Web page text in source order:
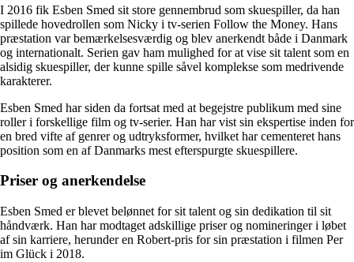
I 2016 fik Esben Smed sit store gennembrud som skuespiller, da han
spillede hovedrollen som Nicky i tv-serien Follow the Money. Hans
præstation var bemærkelsesværdig og blev anerkendt både i Danmark
og internationalt. Serien gav ham mulighed for at vise sit talent som en
alsidig skuespiller, der kunne spille såvel komplekse som medrivende
karakterer.
Esben Smed har siden da fortsat med at begejstre publikum med sine
roller i forskellige film og tv-serier. Han har vist sin ekspertise inden for
en bred vifte af genrer og udtryksformer, hvilket har cementeret hans
position som en af Danmarks mest efterspurgte skuespillere.
Priser og anerkendelse
Esben Smed er blevet belønnet for sit talent og sin dedikation til sit
håndværk. Han har modtaget adskillige priser og nomineringer i løbet
af sin karriere, herunder en Robert-pris for sin præstation i filmen Per
im Glück i 2018.